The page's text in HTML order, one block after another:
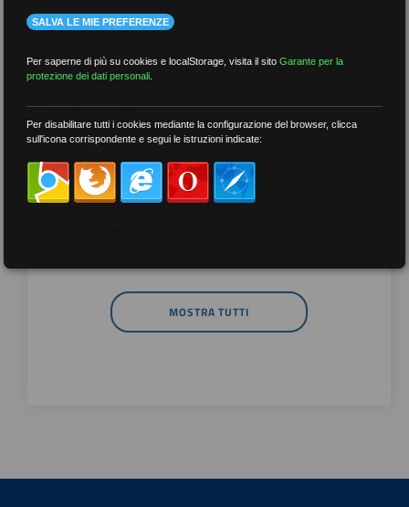
più recenti
meno recenti
per tag
##DS ##FGU ##Gilda
MOSTRA TUTTI
SALVA LE MIE PREFERENZE
Per saperne di più su cookies e localStorage, visita il sitoGarante per la
protezione dei dati personali
Per disabilitare tutti i cookies mediante la configurazione del browser, clicca
sull'icona corrispondente e segui le istruzioni indicate: